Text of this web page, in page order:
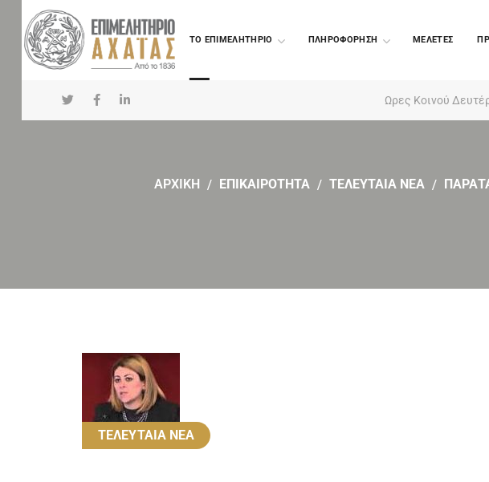
TO ΕΠΙΜΕΛΗΤΗΡΙΟ ΠΛΗΡΟΦΟΡΗΣΗ ΜΕΛΕΤΕΣ
Ωρες Κοινού
ΑΡΧΙΚΗ ΕΠΙΚΑΙΡΟΤΗΤΑ ΤΕΛΕΥΤΑΙΑ ΝΕΑ
ΤΕΛΕΥΤΑΙΑ ΝΕΑ